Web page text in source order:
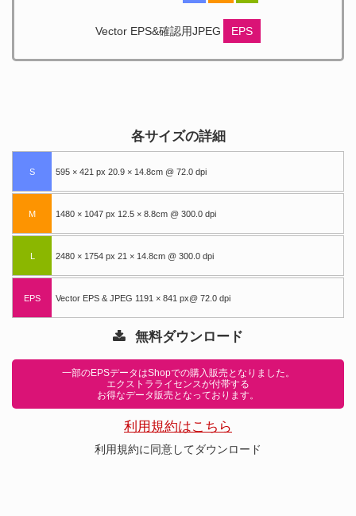
Vector EPS&確認用JPEG EPS
各サイズの詳細
S 595 × 421 px 20.9 × 14.8cm @ 72.0 dpi
M 1480 × 1047 px 12.5 × 8.8cm @ 300.0 dpi
L 2480 × 1754 px 21 × 14.8cm @ 300.0 dpi
EPS Vector EPS & JPEG 1191 × 841 px@ 72.0 dpi
無料ダウンロード
一部のEPSデータはShopでの購入販売となりました。
エクストラライセンスが付帯する
お得なデータ販売となっております。
利用規約はこちら
利用規約に同意してダウンロード